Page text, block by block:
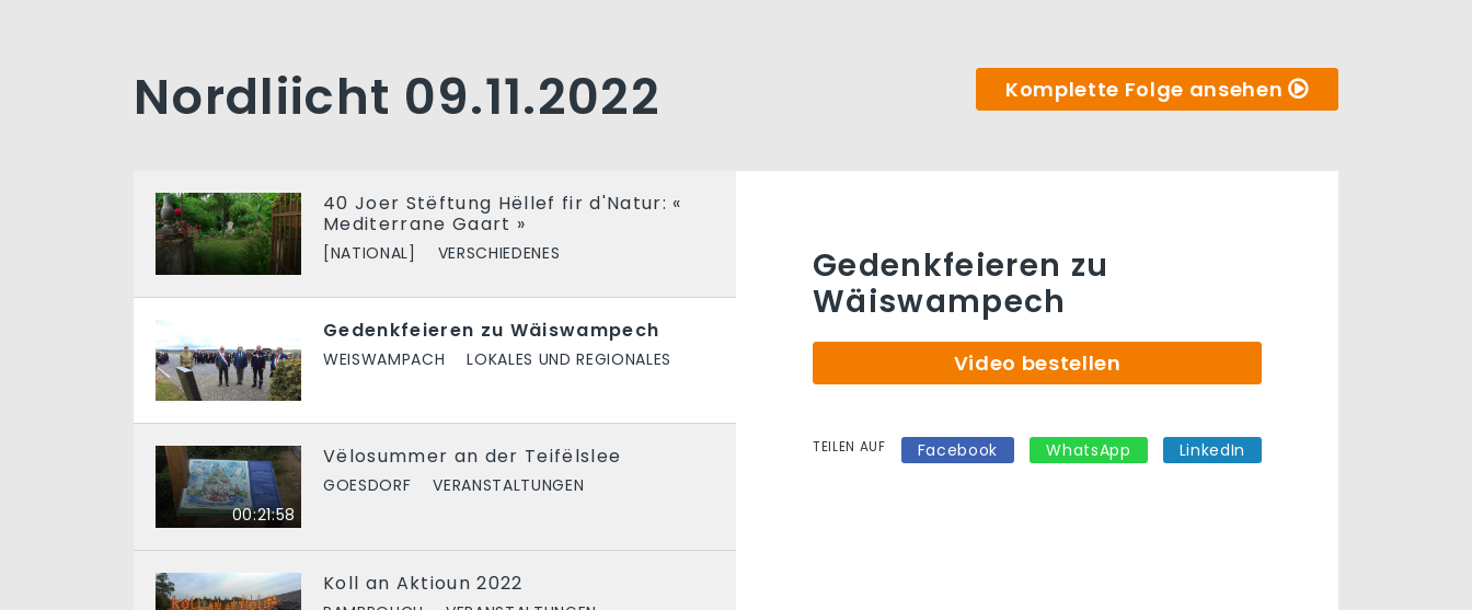
Nordliicht 09.11.2022 Komplette Folge ansehen
40 Joer Stëftung Hëllef fir d'Natur: «
Mediterrane Gaart »
[NATIONAL] VERSCHIEDENES
Gedenkfeieren zu Wäiswampech
WEISWAMPACH LOKALES UND REGIONALES
00:21:58
Vëlosummer an der Teifëlslee
GOESDORF VERANSTALTUNGEN
Koll an Aktioun 2022
Gedenkfeieren zu
Wäiswampech
Video bestellen
TEILEN AUF Facebook WhatsApp LinkedIn